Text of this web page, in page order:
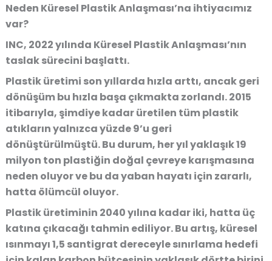
Neden Küresel Plastik Anlaşması’na ihtiyacımız
var?
INC, 2022 yılında Küresel Plastik Anlaşması’nın
taslak sürecini başlattı.
Plastik üretimi son yıllarda hızla arttı, ancak geri
dönüşüm bu hızla başa çıkmakta zorlandı. 2015
itibarıyla, şimdiye kadar üretilen tüm plastik
atıkların yalnızca yüzde 9’u geri
dönüştürülmüştü. Bu durum, her yıl yaklaşık 19
milyon ton plastiğin doğal çevreye karışmasına
neden oluyor ve bu da yaban hayatı için zararlı,
hatta ölümcül oluyor.
Plastik üretiminin 2040 yılına kadar iki, hatta üç
katına çıkacağı tahmin ediliyor. Bu artış, küresel
ısınmayı 1,5 santigrat dereceyle sınırlama hedefi